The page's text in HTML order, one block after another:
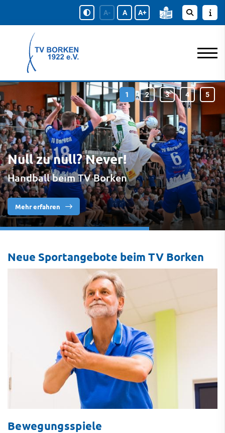
A- A A+
Null zu null? Never!
Handball beim TV Borken
Mehr erfahren
Neue Sportangebote beim TV Borken
Bewegungsspiele